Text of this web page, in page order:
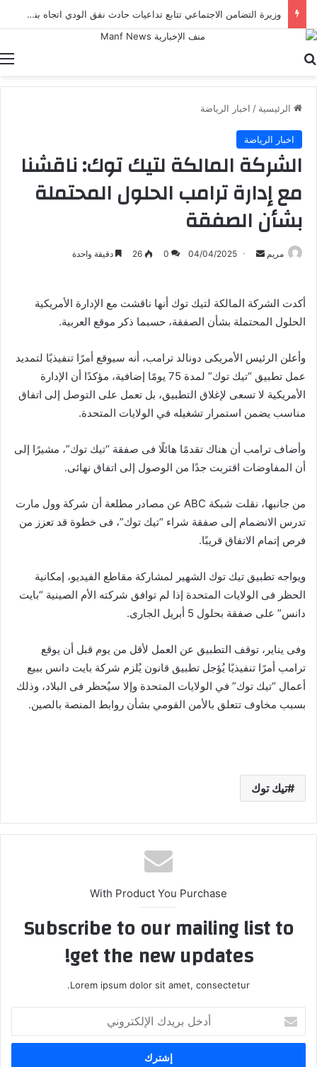
وزيرة التضامن الاجتماعي تتابع تداعيات حادث نفق الودي اتجاه بني سويف الطريق الصحراوي.. وتوجه بصرف المساعدات لأسر الضحايا
الرئيسية / اخبار الرياضة
اخبار الرياضة
الشركة المالكة لتيك توك: ناقشنا
مع إدارة ترامب الحلول المحتملة
بشأن الصفقة
مريم
أرسل 04/04/2025
0
26 دقيقة واحدة
أكدت الشركة المالكة لتيك توك أنها ناقشت مع الإدارة الأمريكية
الحلول المحتملة بشأن الصفقة، حسبما ذكر موقع العربية.
وأعلن الرئيس الأمريكى دونالد ترامب، أنه سيوقع أمرًا تنفيذيًا لتمديد
عمل تطبيق “تيك توك” لمدة 75 يومًا إضافية، مؤكدًا أن الإدارة
الأمريكية لا تسعى لإغلاق التطبيق، بل تعمل على التوصل إلى اتفاق
مناسب يضمن استمرار تشغيله في الولايات المتحدة.
وأضاف ترامب أن هناك تقدمًا هائلًا فى صفقة “تيك توك”، مشيرًا إلى
أن المفاوضات اقتربت جدًا من الوصول إلى اتفاق نهائى.
من جانبها، نقلت شبكة ABC عن مصادر مطلعة أن شركة وول مارت
تدرس الانضمام إلى صفقة شراء “تيك توك”، فى خطوة قد تعزز من
فرص إتمام الاتفاق قريبًا.
ويواجه تطبيق تيك توك الشهير لمشاركة مقاطع الفيديو، إمكانية
الحظر فى الولايات المتحدة إذا لم توافق شركته الأم الصينية “بايت
دانس” على صفقة بحلول 5 أبريل الجارى.
وفى يناير، توقف التطبيق عن العمل لأقل من يوم قبل أن يوقع
ترامب أمرًا تنفيذيًا يُؤجل تطبيق قانون يُلزم شركة بايت دانس ببيع
أعمال “تيك توك” في الولايات المتحدة وإلا سيُحظر فى البلاد، وذلك
بسبب مخاوف تتعلق بالأمن القومي بشأن روابط المنصة بالصين.
تيك توك
With Product You Purchase
Subscribe to our mailing list to
get the new updates!
Lorem ipsum dolor sit amet, consectetur.
بريدك
الإلكتروني